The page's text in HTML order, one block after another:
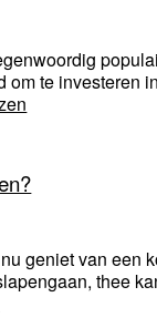
om te investeren in
geniet van een
thee